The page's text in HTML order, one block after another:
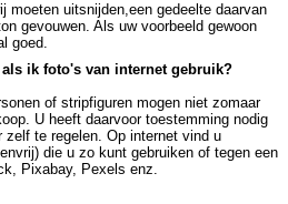
moeten uitsnijden,een gedeelte daarvan
gevouwen. Als uw voorbeeld gewoon
goed.
als ik foto's van internet gebruik?
of stripfiguren mogen niet zomaar
U heeft daarvoor toestemming nodig
te regelen. Op internet vind u
die u zo kunt gebruiken of tegen een
Pixabay, Pexels enz.